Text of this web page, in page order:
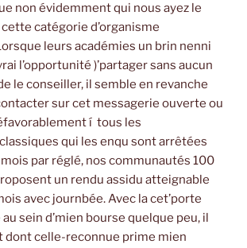
non évidemment qui nous ayez le
catégorie d’organisme
leurs académies un brin nenni
l’opportunité )’partager sans aucun
le conseiller, il semble en revanche
sur cet messagerie ouverte ou
í tous les
qui les enqu sont arrêtées
par réglé, nos communautés 100
un rendu assidu atteignable
avec journbée. Avec la cet’porte
sein d’mien bourse quelque peu, il
dont celle-reconnue prime mien